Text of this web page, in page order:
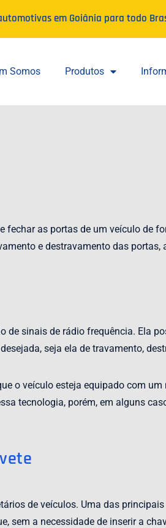
em Goiânia para todo
Somos Produtos
as portas de um veículo de
e destravamento das
sinais de rádio frequência. Ela
seja ela de travamento,
o veículo esteja equipado com
tecnologia, porém, em alguns
de veículos. Uma das
sem a necessidade de inserir a